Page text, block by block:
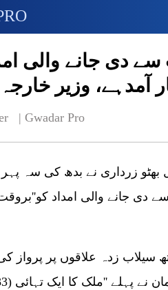
دی جانے والی
آمدہے، وزیر خارجہ
| Gwadar Pro
بھٹو زرداری نے بدھ کی سہ پہر
جانے والی امداد کو''بروقت
سیلاب زدہ علاقوں پر پرواز